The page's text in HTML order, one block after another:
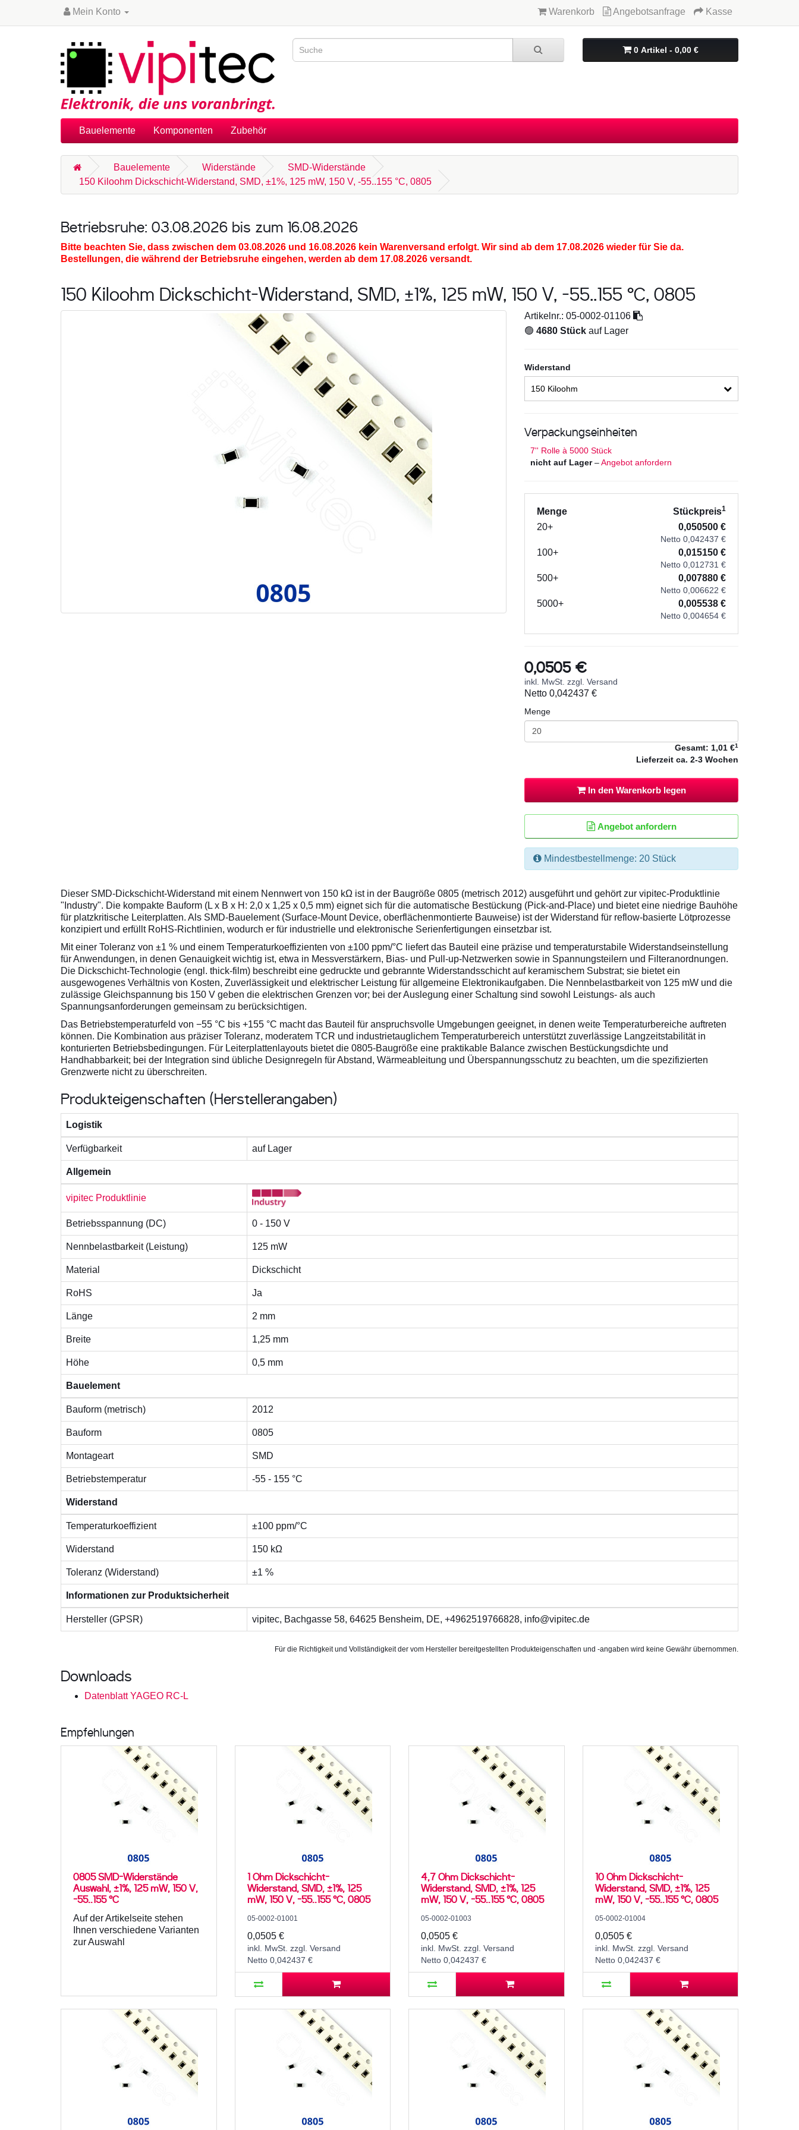
Mein Konto Warenkorb Angebotsanfrage Kasse
0 Artikel - 0,00 €
Bauelemente Komponenten Zubehör
Bauelemente Widerstände
SMD-Widerstände
150 Kiloohm Dickschicht-Widerstand, SMD, ±1%, 125 mW, 150 V, -55..155 °C, 0805
Betriebsruhe: 03.08.2026 bis zum 16.08.2026
Bitte beachten Sie, dass zwischen dem 03.08.2026 und 16.08.2026 kein Warenversand erfolgt. Wir sind ab dem 17.08.2026 wieder für Sie da.
Bestellungen, die während der Betriebsruhe eingehen, werden ab dem 17.08.2026 versandt.
150 Kiloohm Dickschicht-Widerstand, SMD, ±1%, 125 mW, 150 V, -55..155 °C, 0805
Artikelnr.: 05-0002-01106
🟢 4680 Stück auf Lager
Widerstand
150 Kiloohm
Verpackungseinheiten
7'' Rolle à 5000 Stück
nicht auf Lager– Angebot anfordern
Menge Stückpreis1
20+ 0,050500 €
Netto 0,042437 €
100+ 0,015150 €
Netto 0,012731 €
500+ 0,007880 €
Netto 0,006622 €
5000+ 0,005538 €
Netto 0,004654 €
0,0505 €
inkl. MwSt. zzgl. Versand
Netto 0,042437 €
Menge
Gesamt: 1,01 €1
Lieferzeit ca. 2-3 Wochen
In den Warenkorb legen
Angebot anfordern
Mindestbestellmenge: 20 Stück
Dieser SMD-Dickschicht-Widerstand mit einem Nennwert von 150 kΩ ist in der Baugröße 0805 (metrisch 2012) ausgeführt und gehört zur vipitec-Produktlinie
"Industry". Die kompakte Bauform (L x B x H: 2,0 x 1,25 x 0,5 mm) eignet sich für die automatische Bestückung (Pick-and-Place) und bietet eine niedrige Bauhöhe
für platzkritische Leiterplatten. Als SMD-Bauelement (Surface-Mount Device, oberflächenmontierte Bauweise) ist der Widerstand für reflow-basierte Lötprozesse
konzipiert und erfüllt RoHS-Richtlinien, wodurch er für industrielle und elektronische Serienfertigungen einsetzbar ist.
Mit einer Toleranz von ±1 % und einem Temperaturkoeffizienten von ±100 ppm/°C liefert das Bauteil eine präzise und temperaturstabile Widerstandseinstellung
für Anwendungen, in denen Genauigkeit wichtig ist, etwa in Messverstärkern, Bias- und Pull-up-Netzwerken sowie in Spannungsteilern und Filteranordnungen.
Die Dickschicht-Technologie (engl. thick-film) beschreibt eine gedruckte und gebrannte Widerstandsschicht auf keramischem Substrat; sie bietet ein
ausgewogenes Verhältnis von Kosten, Zuverlässigkeit und elektrischer Leistung für allgemeine Elektronikaufgaben. Die Nennbelastbarkeit von 125 mW und die
zulässige Gleichspannung bis 150 V geben die elektrischen Grenzen vor; bei der Auslegung einer Schaltung sind sowohl Leistungs- als auch
Spannungsanforderungen gemeinsam zu berücksichtigen.
Das Betriebstemperaturfeld von −55 °C bis +155 °C macht das Bauteil für anspruchsvolle Umgebungen geeignet, in denen weite Temperaturbereiche auftreten
können. Die Kombination aus präziser Toleranz, moderatem TCR und industrietauglichem Temperaturbereich unterstützt zuverlässige Langzeitstabilität in
konturierten Betriebsbedingungen. Für Leiterplattenlayouts bietet die 0805-Baugröße eine praktikable Balance zwischen Bestückungsdichte und
Handhabbarkeit; bei der Integration sind übliche Designregeln für Abstand, Wärmeableitung und Überspannungsschutz zu beachten, um die spezifizierten
Grenzwerte nicht zu überschreiten.
Produkteigenschaften (Herstellerangaben)
Logistik
Verfügbarkeit auf Lager
Allgemein
vipitec Produktlinie
Betriebsspannung (DC) 0 - 150 V
Nennbelastbarkeit (Leistung) 125 mW
Material Dickschicht
RoHS Ja
Länge 2 mm
Breite 1,25 mm
Höhe 0,5 mm
Bauelement
Bauform (metrisch) 2012
Bauform 0805
Montageart SMD
Betriebstemperatur -55 - 155 °C
Widerstand
Temperaturkoeffizient ±100 ppm/°C
Widerstand 150 kΩ
Toleranz (Widerstand) ±1 %
Informationen zur Produktsicherheit
Hersteller (GPSR) vipitec, Bachgasse 58, 64625 Bensheim, DE, +4962519766828, info@vipitec.de
Für die Richtigkeit und Vollständigkeit der vom Hersteller bereitgestellten Produkteigenschaften und -angaben wird keine Gewähr übernommen.
Downloads
Datenblatt YAGEO RC-L
Empfehlungen
0805 SMD-Widerstände
Auswahl, ±1%, 125 mW, 150 V,
-55..155 °C
Auf der Artikelseite stehen
Ihnen verschiedene Varianten
zur Auswahl
1 Ohm Dickschicht-
Widerstand, SMD, ±1%, 125
mW, 150 V, -55..155 °C, 0805
05-0002-01001
0,0505 €
inkl. MwSt. zzgl. Versand
Netto 0,042437 €
4,7 Ohm Dickschicht-
Widerstand, SMD, ±1%, 125
mW, 150 V, -55..155 °C, 0805
05-0002-01003
0,0505 €
inkl. MwSt. zzgl. Versand
Netto 0,042437 €
10 Ohm Dickschicht-
Widerstand, SMD, ±1%, 125
mW, 150 V, -55..155 °C, 0805
05-0002-01004
0,0505 €
inkl. MwSt. zzgl. Versand
Netto 0,042437 €